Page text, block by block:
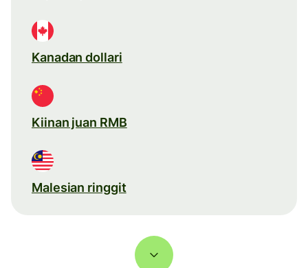
Kanadan dollari
Kiinan juan RMB
Malesian ringgit